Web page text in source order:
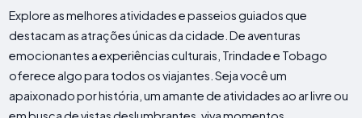
Explore as melhores atividades e passeios guiados que
destacam as atrações únicas da cidade. De aventuras
emocionantes a experiências culturais, Trindade e Tobago
oferece algo para todos os viajantes. Seja você um
apaixonado por história, um amante de atividades ao ar livre ou